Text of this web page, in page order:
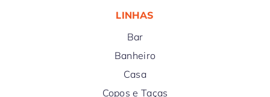
LINHAS
Bar
Banheiro
Casa
Copos e Taças